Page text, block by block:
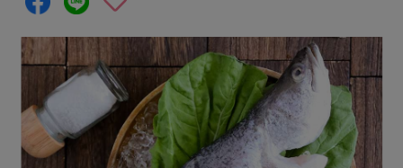
芽苗類
辛香料類
奶蛋豆・五穀
乳製品
豆製品 米麵雜糧
麵食
海鮮
常備菜
預購活動
把最好的台灣味帶回家！
防災用品預購圓滿結束
2026年端午節預購圓滿結束
綠主張
觀點文章
主婦食堂 一籃菜真心話
社內大小事 合作聯合國
關於合作社
認識合作社
重要公告